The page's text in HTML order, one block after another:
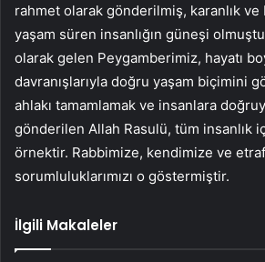
rahmet olarak gönderilmiş, karanlık
yaşam süren insanlığın güneşi
olarak gelen Peygamberimiz, hayatı
davranışlarıyla doğru yaşam biçimini
ahlakı tamamlamak ve insanlara
gönderilen Allah Rasulü, tüm insanlık
örnektir. Rabbimize, kendimize ve
sorumluluklarımızı o göstermiştir.
İlgili Makaleler